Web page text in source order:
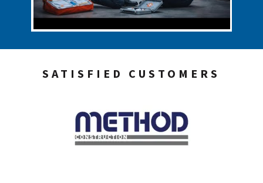
SATISFIED CUSTOMERS